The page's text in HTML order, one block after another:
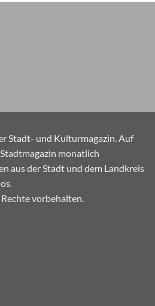
Stadt- und Kulturmagazin. Auf
monatlich
aus der Stadt und dem Landkreis
vorbehalten.